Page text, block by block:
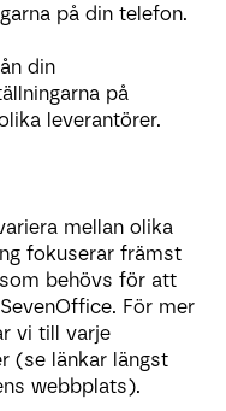
på din telefon.
din
på
leverantörer.
mellan olika
fokuserar främst
behövs för att
För mer
vi till varje
(se länkar längst
webbplats).